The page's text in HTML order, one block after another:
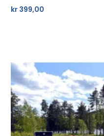
kr 399,00